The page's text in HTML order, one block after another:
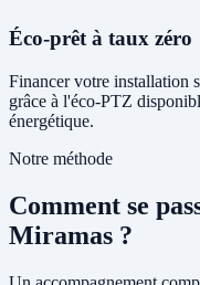
Éco-prêt à taux zéro
Financer votre installation
grâce à l'éco-PTZ
énergétique.
Notre méthode
Comment se
Miramas ?